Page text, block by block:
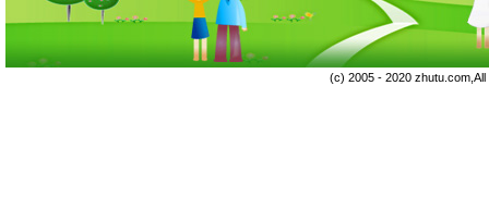
(c) 2005 - 2020